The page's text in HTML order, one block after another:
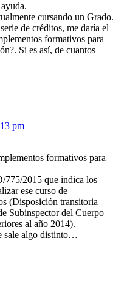
cursando un Grado.
de créditos, me daría el
formativos para
Si es así, de cuantos
pm
formativos para
775/2015 que indica los
ese curso de
(Disposición transitoria
Subinspector del Cuerpo
al año 2014).
sale algo distinto…